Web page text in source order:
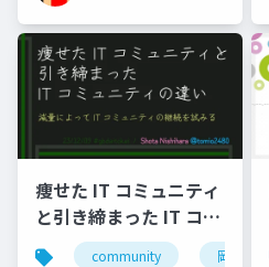
痩せた IT コミュニティ
と引き締まった IT コミ
ュニティの違い
community 岡山